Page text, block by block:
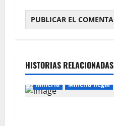
HISTORIAS RELACIONADAS
Mineria Mineria Ilegal